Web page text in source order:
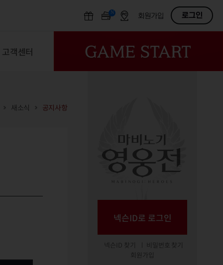
N OFF회원가입 로그인
고객센터
새소식 공지사항
넥슨ID로 로그인
넥슨ID 찾기
비밀번호 찾기
회원가입